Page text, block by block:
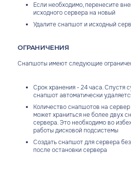
Если необходимо, перенесите
исходного сервера на новый
Удалите снапшот и исходный
ОГРАНИЧЕНИЯ
Снапшоты имеют следующие
Срок хранения - 24 часа. Спустя
снапшот автоматически
Количество снапшотов на
может храниться не более двух
сервера. Это необходимо во
работы дисковой подсистемы
Создать снапшот для сервера без
после остановки сервера